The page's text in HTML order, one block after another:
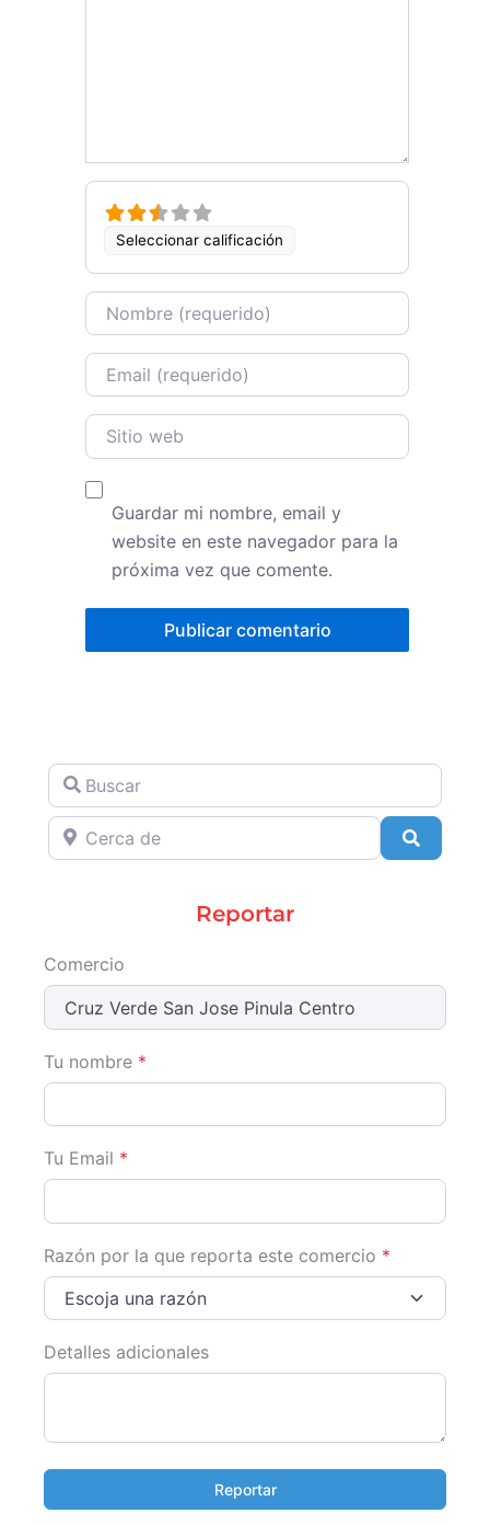
Seleccionar calificación
Name
Email
Sitio web
Guardar mi nombre, email y
website en este navegador para la
próxima vez que comente.
Buscar
Cerca de
Reportar
Comercio
Tu nombre *
Tu Email *
Razón por la que reporta este comercio *
Escoja una razón
Detalles adicionales
Reportar